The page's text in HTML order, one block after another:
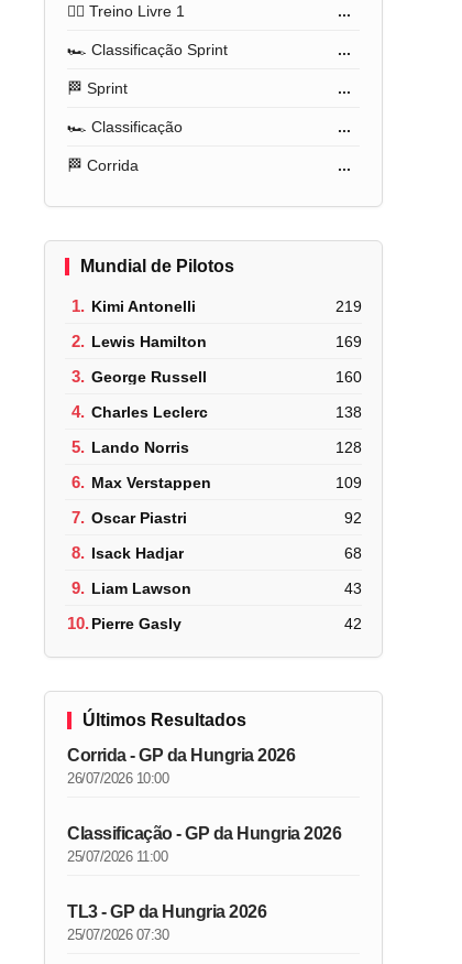
🏋️‍♂️ Treino Livre 1 ...
🏎️ Classificação Sprint ...
🏁 Sprint ...
🏎️ Classificação ...
🏁 Corrida ...
Mundial de Pilotos
1. Kimi Antonelli 219
2. Lewis Hamilton 169
3. George Russell 160
4. Charles Leclerc 138
5. Lando Norris 128
6. Max Verstappen 109
7. Oscar Piastri 92
8. Isack Hadjar 68
9. Liam Lawson 43
10.Pierre Gasly 42
Últimos Resultados
Corrida - GP da Hungria 2026
26/07/2026 10:00
Classificação - GP da Hungria 2026
25/07/2026 11:00
TL3 - GP da Hungria 2026
25/07/2026 07:30